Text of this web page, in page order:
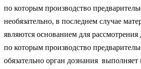
по которым производство
необязательно, в последнем случае
являются основанием для рассмотрения
по которым производство
обязательно орган дознания